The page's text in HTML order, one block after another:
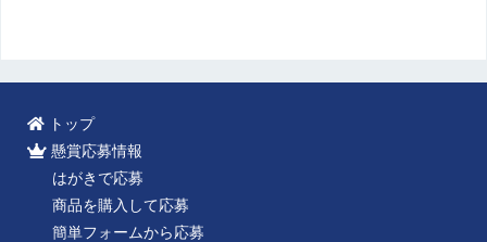
トップ
懸賞応募情報
はがきで応募
商品を購入して応募
簡単フォームから応募